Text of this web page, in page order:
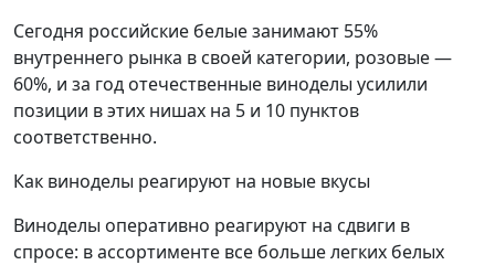
Сегодня российские белые занимают 55%
внутреннего рынка в своей категории, розовые —
60%, и за год отечественные виноделы усилили
позиции в этих нишах на 5 и 10 пунктов
соответственно.
Как виноделы реагируют на новые вкусы
Виноделы оперативно реагируют на сдвиги в
спросе: в ассортименте все больше легких белых